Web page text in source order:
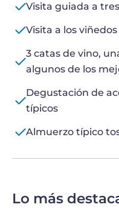
Visita guiada a
Visita a los viñedos
3 catas de vino,
algunos de los
Degustación de
típicos
Almuerzo típico
Lo más